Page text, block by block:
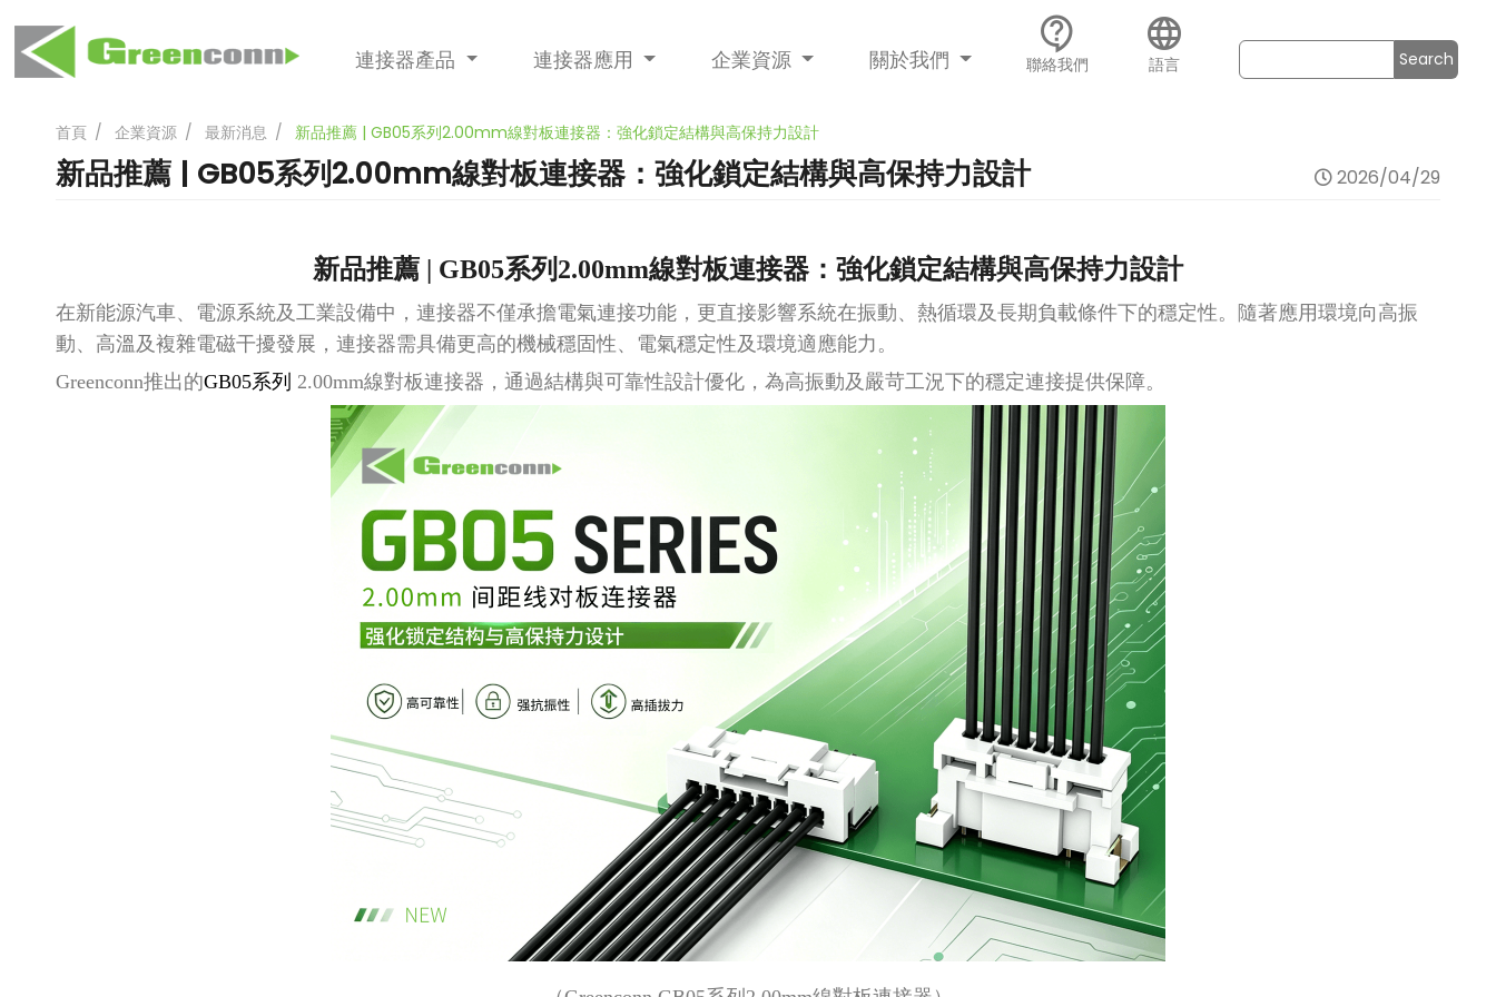
連接器產品 連接器應用 企業資源 關於我們
contact_support
聯絡我們
language
語言 Search
首頁 企業資源 最新消息 新品推薦 | GB05系列2.00mm線對板連接器：強化鎖定結構與高保持力設計
新品推薦 | GB05系列2.00mm線對板連接器：強化鎖定結構與高保持力設計 2026/04/29
新品推薦 | GB05系列2.00mm線對板連接器：強化鎖定結構與高保持力設計
在新能源汽車、電源系統及工業設備中，連接器不僅承擔電氣連接功能，更直接影響系統在振動、熱循環及長期負載條件下的穩定性。隨著應用環境向高振
動、高溫及複雜電磁干擾發展，連接器需具備更高的機械穩固性、電氣穩定性及環境適應能力。
Greenconn推出的GB05系列 2.00mm線對板連接器，通過結構與可靠性設計優化，為高振動及嚴苛工況下的穩定連接提供保障。